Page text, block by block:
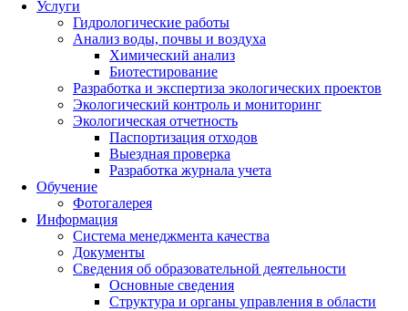
Услуги
Гидрологические работы
Анализ воды, почвы и воздуха
Химический анализ
Биотестирование
Разработка и экспертиза экологических проектов
Экологический контроль и мониторинг
Экологическая отчетность
Паспортизация отходов
Выездная проверка
Разработка журнала учета
Обучение
Фотогалерея
Информация
Система менеджмента качества
Документы
Сведения об образовательной деятельности
Основные сведения
Структура и органы управления в области